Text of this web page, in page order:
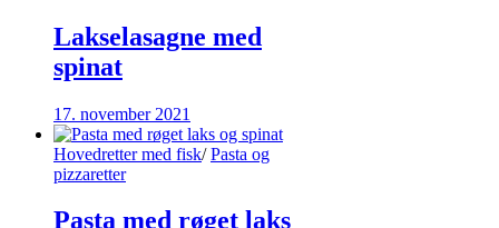
Lakselasagne med
spinat
17. november 2021
Hovedretter med fisk/ Pasta og
pizzaretter
Pasta med røget laks